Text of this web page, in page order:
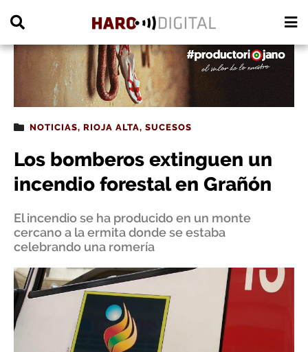
NOTICIAS, RIOJA ALTA, SUCESOS
Los bomberos extinguen un
incendio forestal en Grañón
El incendio se ha producido en un monte
cercano a la ermita donde se estaba
celebrando una romería